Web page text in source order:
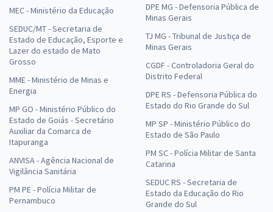
MEC - Ministério da Educação
SEDUC/MT - Secretaria de
Estado de Educação, Esporte e
Lazer do estado de Mato
Grosso
MME - Ministério de Minas e
Energia
MP GO - Ministério Público do
Estado de Goiás - Secretário
Auxiliar da Comarca de
Itapuranga
ANVISA - Agência Nacional de
Vigilância Sanitária
PM PE - Polícia Militar de
Pernambuco
DPE MG - Defensoria Pública de
Minas Gerais
TJ MG - Tribunal de Justiça de
Minas Gerais
CGDF - Controladoria Geral do
Distrito Federal
DPE RS - Defensoria Pública do
Estado do Rio Grande do Sul
MP SP - Ministério Público do
Estado de São Paulo
PM SC - Polícia Militar de Santa
Catarina
SEDUC RS - Secretaria de
Estado da Educação do Rio
Grande do Sul